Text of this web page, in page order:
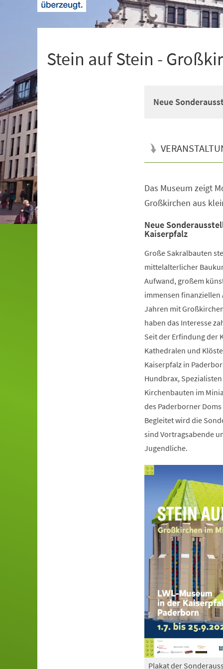
Stein auf Stein -
Neue
Das Museum zeigt
Großkirchen aus
Neue
Kaiserpfalz
Große Sakralbauten
mittelalterlicher
Aufwand, großem
immensen finanziellen
Jahren mit
haben das Interesse
Seit der Erfindung der
Kathedralen und
Kaiserpfalz in
Hundbrax,
Kirchenbauten im
des Paderborner
Begleitet wird die
sind Vortragsabende
Jugendliche.
Plakat der